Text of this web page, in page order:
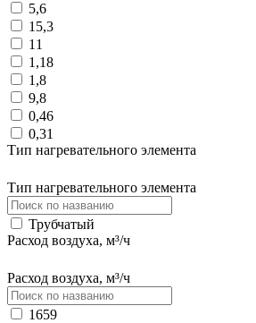
5,6
15,3
11
1,18
1,8
9,8
0,46
0,31
Тип нагревательного элемента
Тип нагревательного элемента
Трубчатый
Расход воздуха, м³/ч
Расход воздуха, м³/ч
1659